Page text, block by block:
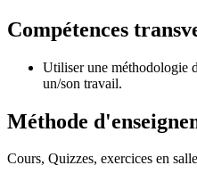
Compétences
Utiliser une méthodologie
un/son travail.
Méthode
Cours, Quizzes, exercices en